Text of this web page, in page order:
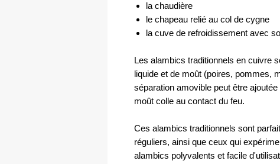
la chaudière
le chapeau relié au col de cygne
la cuve de refroidissement avec
Les alambics traditionnels en cuivre
liquide et de moût (poires, pommes,
séparation amovible peut être
moût colle au contact du feu.
Ces alambics traditionnels sont
réguliers, ainsi que ceux qui
alambics polyvalents et facile